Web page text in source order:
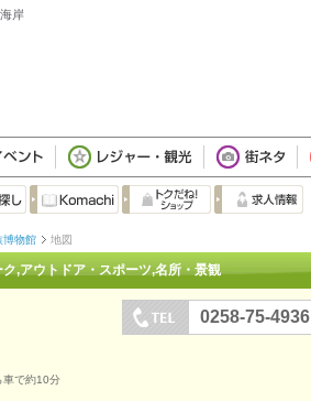
岸
博物館 地図
,アウトドア・スポーツ,名所・景観
車で約10分
0258-75-4936